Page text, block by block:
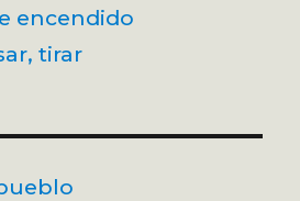
encendido
tirar